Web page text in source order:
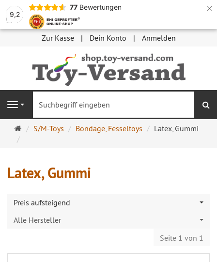
9,2
77 Bewertungen ×
Zur Kasse Dein Konto Anmelden
Navigation
Startseite
S/M-Toys Bondage, Fesseltoys Latex, Gummi
Latex, Gummi
Preis aufsteigend
Alle Hersteller
Seite 1 von 1